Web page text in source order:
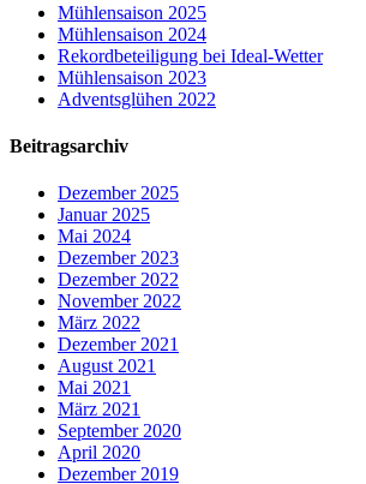
Mühlensaison 2025
Mühlensaison 2024
Rekordbeteiligung bei Ideal-Wetter
Mühlensaison 2023
Adventsglühen 2022
Beitragsarchiv
Dezember 2025
Januar 2025
Mai 2024
Dezember 2023
Dezember 2022
November 2022
März 2022
Dezember 2021
August 2021
Mai 2021
März 2021
September 2020
April 2020
Dezember 2019